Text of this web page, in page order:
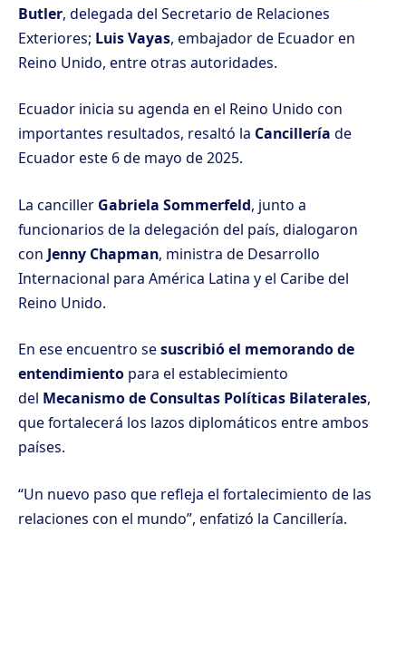
Butler, delegada del Secretario de Relaciones
Exteriores; Luis Vayas, embajador de Ecuador en
Reino Unido, entre otras autoridades.
Ecuador inicia su agenda en el Reino Unido con
importantes resultados, resaltó la Cancillería de
Ecuador este 6 de mayo de 2025.
La canciller Gabriela Sommerfeld, junto a
funcionarios de la delegación del país, dialogaron
con Jenny Chapman, ministra de Desarrollo
Internacional para América Latina y el Caribe del
Reino Unido.
En ese encuentro sesuscribió el memorando de
entendimiento para el establecimiento
del Mecanismo de Consultas Políticas Bilaterales,
que fortalecerá los lazos diplomáticos entre ambos
países.
“Un nuevo paso que refleja el fortalecimiento de las
relaciones con el mundo”, enfatizó la Cancillería.